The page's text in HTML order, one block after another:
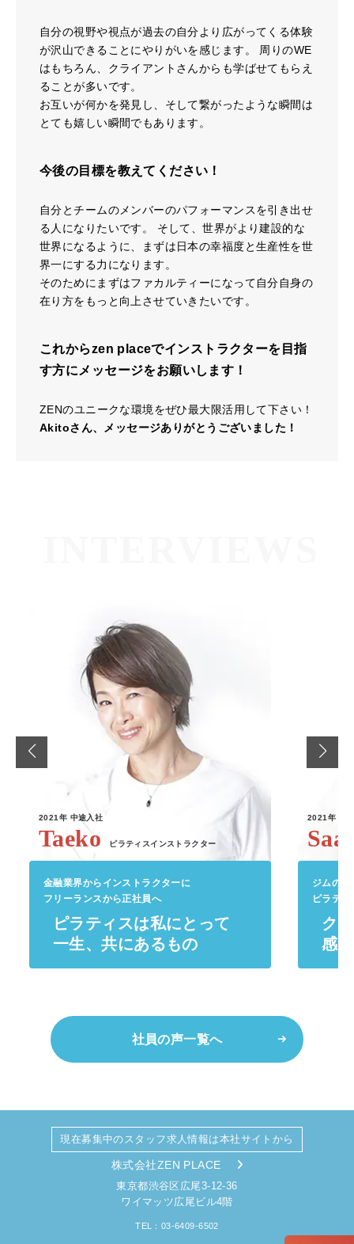
自分の視野や視点が過去の自分より広がってくる体験
が沢山できることにやりがいを感じます。 周りのWE
はもちろん、クライアントさんからも学ばせてもらえ
ることが多いです。
お互いが何かを発見し、そして繋がったような瞬間は
とても嬉しい瞬間でもあります。
今後の目標を教えてください！
自分とチームのメンバーのパフォーマンスを引き出せ
る人になりたいです。 そして、世界がより建設的な
世界になるように、まずは日本の幸福度と生産性を世
界一にする力になります。
そのためにまずはファカルティーになって自分自身の
在り方をもっと向上させていきたいです。
これからzen placeでインストラクターを目指
す方にメッセージをお願いします！
ZENのユニークな環境をぜひ最大限活用して下さい！
Akitoさん、メッセージありがとうございました！
2021年 中途入社
Taeko ピラティスインストラクター
金融業界からインストラクターに
フリーランスから正社員へ
ピラティスは私にとって
一生、共にあるもの
2021年
ジムの
ピラテ
ク
感
社員の声一覧へ
現在募集中のスタッフ求人情報は本社サイトから
株式会社ZEN PLACE
東京都渋谷区広尾3-12-36
ワイマッツ広尾ビル4階
TEL：03-6409-6502